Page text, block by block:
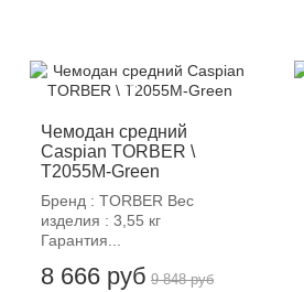
Чемодан средний
Caspian TORBER \
T2055M-Green
Бренд : TORBER Вес
изделия : 3,55 кг
Гарантия...
8 666 руб
-12%
9 848 руб